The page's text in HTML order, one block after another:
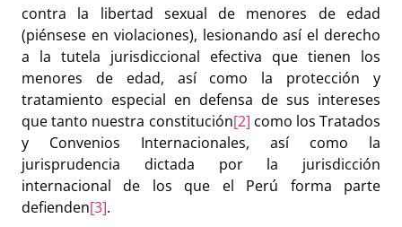
contra la libertad sexual de menores de edad
(piénsese en violaciones), lesionando así el derecho
a la tutela jurisdiccional efectiva que tienen los
menores de edad, así como la protección y
tratamiento especial en defensa de sus intereses
que tanto nuestra constitución[2] como los Tratados
y Convenios Internacionales, así como la
jurisprudencia dictada por la jurisdicción
internacional de los que el Perú forma parte
defienden[3].